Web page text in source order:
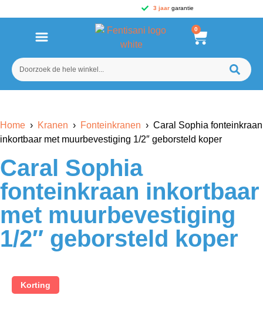
3 jaargarantie
0
Home › Kranen › Fonteinkranen › Caral Sophia fonteinkraan
inkortbaar met muurbevestiging 1/2″ geborsteld koper
Caral Sophia
fonteinkraan inkortbaar
met muurbevestiging
1/2″ geborsteld koper
Korting